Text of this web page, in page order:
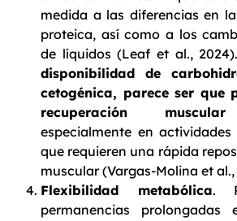
medida a las diferencias en
proteica, así como a los
de líquidos (Leaf et al.,
disponibilidad de
cetogénica, parece ser que
recuperación
especialmente en
que requieren una rápida
muscular (Vargas-Molina et al.,
Flexibilidad metabólica.
permanencias